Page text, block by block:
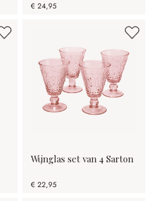
€ 24,95
Wijnglas set van 4 Sarton
€ 22,95